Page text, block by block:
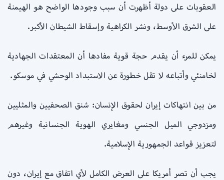
العقوبات على دولة أظهرت أن سبب وجودها الواضح هو الهيمنة
على الشرق الأوسط، ونشر الكراهية وإسقاط الشيطان الأكبر.
يمكن للمرء أن يقدم حجة قوية مفادها أن المعتقدات الجهادية
لخامنئي وأتباعه لا تقل خطورة عن الاستبداد الوحشي في موسكو.
من بين انتهاكات إيران لحقوق الإنسان: شنق الصحفيين والمثليين
ومزدوجي الميل الجنسي ومغايري الهوية الجنسانية وغيرهم
لتعزيز قواعد الجمهورية الإسلامية.
يجب أن تصر أمريكا على العرض الكامل لأي اتفاق مع إيران، دون